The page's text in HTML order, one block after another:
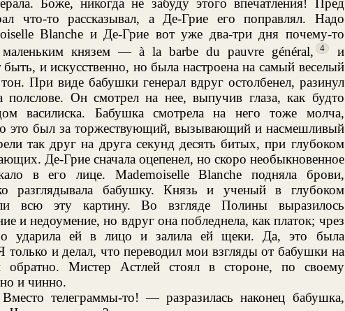
Боже, никогда не забуду этого впечатления! Пред
что-то рассказывал, а Де-Грие его поправлял. Надо
Blanche и Де-Грие вот уже два-три дня почему-то
маленьким князем — à la barbe du pauvre général,
4
и
и искусственно, но была настроена на самый веселый
При виде бабушки генерал вдруг остолбенел, разинул
полслове. Он смотрел на нее, выпучив глаза, как будто
василиска. Бабушка смотрела на него тоже молча,
это был за торжествующий, вызывающий и насмешливый
так друг на друга секунд десять битых, при глубоком
Де-Грие сначала оцепенел, но скоро необыкновенное
в его лице. Mademoiselle Blanche подняла брови,
разглядывала бабушку. Князь и ученый в глубоком
всю эту картину. Во взгляде Полины выразилось
и недоумение, но вдруг она побледнела, как платок; чрез
ударила ей в лицо и залила ей щеки. Да, это была
только и делал, что переводил мои взгляды от бабушки на
Мистер Астлей стоял в стороне, по своему
и чинно.
телеграммы-то! — разразилась наконец бабушка,